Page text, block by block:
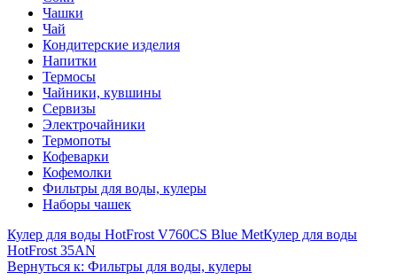
Чашки
Чай
Кондитерские изделия
Напитки
Термосы
Чайники, кувшины
Сервизы
Электрочайники
Термопоты
Кофеварки
Кофемолки
Фильтры для воды, кулеры
Наборы чашек
Кулер для воды HotFrost V760CS Blue MetКулер для воды
HotFrost 35AN
Вернуться к: Фильтры для воды, кулеры